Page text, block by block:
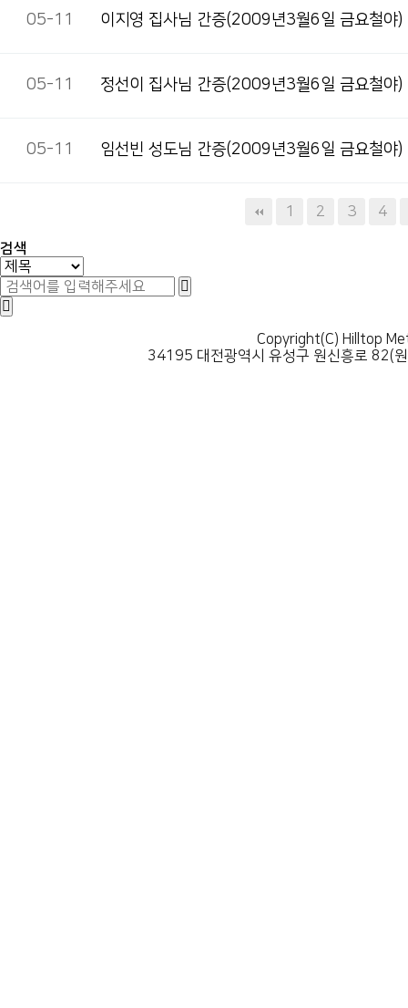
05-11 이지영 집사님 간증(2009년3월6일 금요철야)
05-11 정선이 집사님 간증(2009년3월6일 금요철야)
05-11 임선빈 성도님 간증(2009년3월6일 금요철야)
1 2 3 4
검색
Copyright(C) Hilltop
34195 대전광역시 유성구 원신흥로